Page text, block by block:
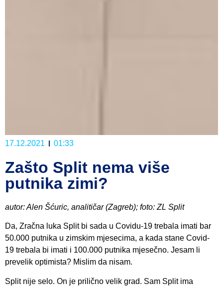
17.12.2021 01:33
Zašto Split nema više
putnika zimi?
autor: Alen Šćuric, analitičar (Zagreb); foto: ZL Split
Da, Zračna luka Split bi sada u Covidu-19 trebala imati bar
50.000 putnika u zimskim mjesecima, a kada stane Covid-
19 trebala bi imati i 100.000 putnika mjesečno. Jesam li
prevelik optimista? Mislim da nisam.
Split nije selo. On je prilično velik grad. Sam Split ima